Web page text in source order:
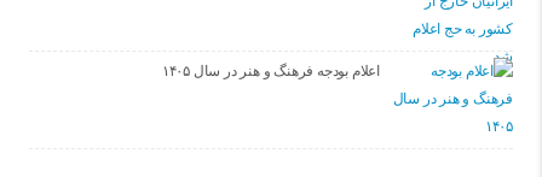
اعلام بودجه فرهنگ و هنر در سال ۱۴۰۵